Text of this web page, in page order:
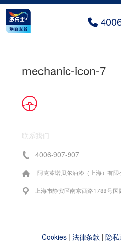
mechanic-icon-7
联系我们
4006-907-907
阿克苏诺贝尔油漆（上海）有限
上海市静安区南京西路1788号国
Cookies |法律条款 |隐私